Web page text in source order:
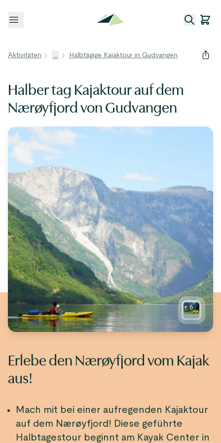
Menü öffnen
Aktivitäten ... Halbtägige Kajaktour in Gudvangen
Halber tag Kajaktour auf dem
Nærøyfjord von Gudvangen
+6
Erlebe den Nærøyfjord vom Kajak
aus!
Mach mit bei einer aufregenden Kajaktour
auf dem Nærøyfjord! Diese geführte
Halbtagestour beginnt am Kayak Center in